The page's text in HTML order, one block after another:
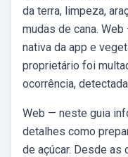
da terra, limpeza,
mudas de cana.
nativa da app e
proprietário foi
ocorrência,
Web — neste guia
detalhes como
de açúcar. Desde